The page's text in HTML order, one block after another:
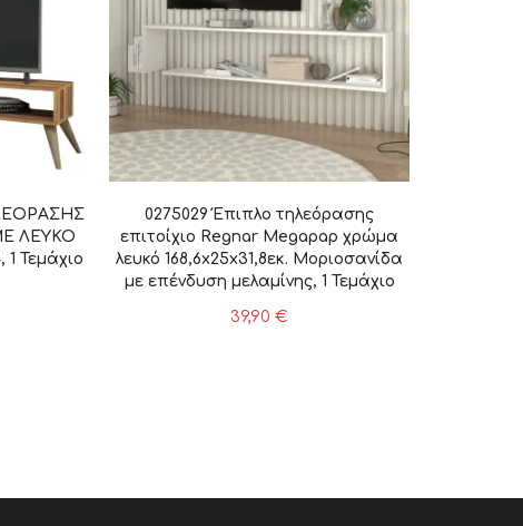
ΛΕΥΚΟ
1 Τεμάχιο
0275029 Έπιπλο τηλεόρασης
επιτοίχιο Regnar Megapap χρώμα
λευκό 168,6x25x31,8εκ. Μοριοσανίδα
με επένδυση μελαμίνης, 1 Τεμάχιο
39,90 €